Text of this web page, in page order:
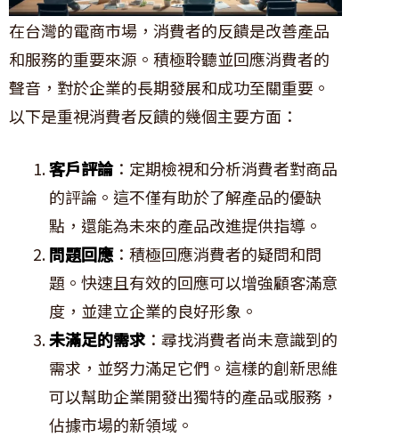
在台灣的電商市場，消費者的反饋是改善產品
和服務的重要來源。積極聆聽並回應消費者的
聲音，對於企業的長期發展和成功至關重要。
以下是重視消費者反饋的幾個主要方面：
客戶評論：定期檢視和分析消費者對商品
的評論。這不僅有助於了解產品的優缺
點，還能為未來的產品改進提供指導。
問題回應：積極回應消費者的疑問和問
題。快速且有效的回應可以增強顧客滿意
度，並建立企業的良好形象。
未滿足的需求：尋找消費者尚未意識到的
需求，並努力滿足它們。這樣的創新思維
可以幫助企業開發出獨特的產品或服務，
佔據市場的新領域。